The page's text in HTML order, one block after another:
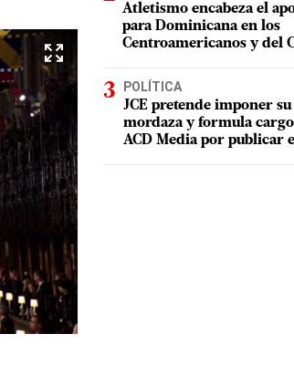
Atletismo encabeza el
para Dominicana en los
Centroamericanos y del
POLÍTICA
JCE pretende imponer
mordaza y formula
ACD Media por publicar